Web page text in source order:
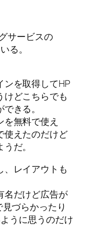
サービスの
る。
ンを取得してHP
どこちらでも
きる。
無料で使え
使えたのだけど
だ。
レイアウトも
名だけど広告が
づらかったり
うに思うのだけ